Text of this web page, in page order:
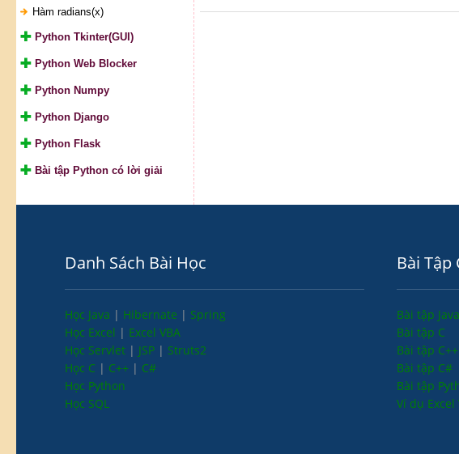
Hàm radians(x)
Python Tkinter(GUI)
Python Web Blocker
Python Numpy
Python Django
Python Flask
Bài tập Python có lời giải
Danh Sách Bài Học
Học Java | Hibernate | Spring
Học Excel | Excel VBA
Học Servlet | JSP | Struts2
Học C | C++ | C#
Học Python
Học SQL
Bài Tập
Bài tập Java
Bài tập C
Bài tập C++
Bài tập C#
Bài tập
Ví dụ Excel